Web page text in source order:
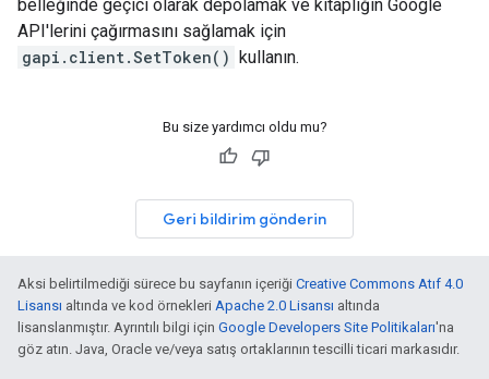
belleğinde geçici olarak depolamak ve kitaplığın Google
API'lerini çağırmasını sağlamak için
gapi.client.SetToken() kullanın.
Bu size yardımcı oldu mu?
Geri bildirim gönderin
Aksi belirtilmediği sürece bu sayfanın içeriği Creative Commons Atıf 4.0
Lisansı altında ve kod örnekleri Apache 2.0 Lisansı altında
lisanslanmıştır. Ayrıntılı bilgi için Google Developers Site Politikaları'na
göz atın. Java, Oracle ve/veya satış ortaklarının tescilli ticari markasıdır.